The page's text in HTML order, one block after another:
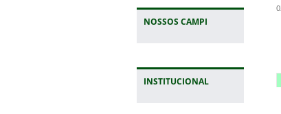
NOSSOS CAMPI
INSTITUCIONAL